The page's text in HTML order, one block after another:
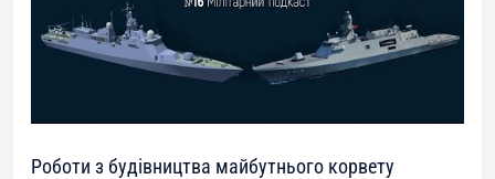
Роботи з будівництва майбутнього корвету